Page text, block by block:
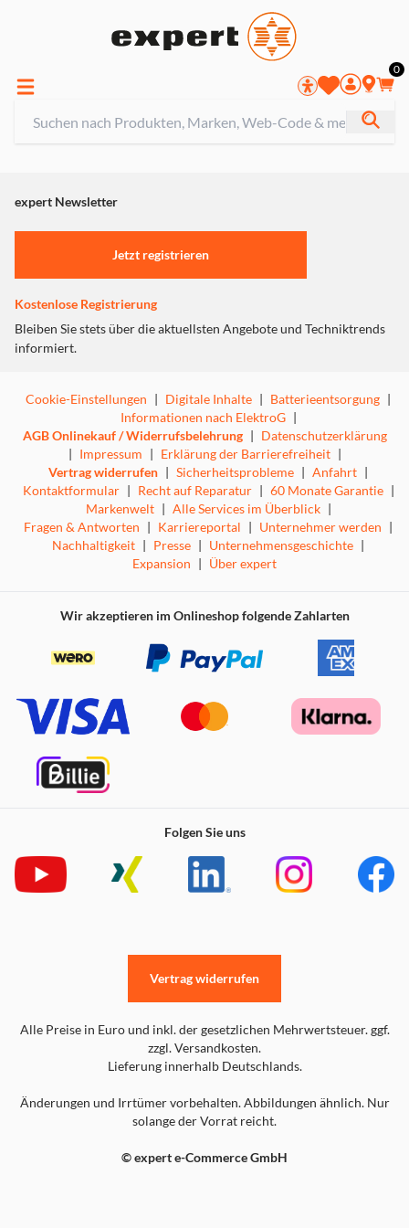
0
expert Newsletter
Jetzt registrieren
Kostenlose Registrierung
Bleiben Sie stets über die aktuellsten Angebote und Techniktrends
informiert.
Cookie-Einstellungen | Digitale Inhalte | Batterieentsorgung |
Informationen nach ElektroG |
AGB Onlinekauf / Widerrufsbelehrung | Datenschutzerklärung
| Impressum | Erklärung der Barrierefreiheit |
Vertrag widerrufen | Sicherheitsprobleme | Anfahrt |
Kontaktformular | Recht auf Reparatur | 60 Monate Garantie |
Markenwelt | Alle Services im Überblick |
Fragen & Antworten | Karriereportal | Unternehmer werden |
Nachhaltigkeit | Presse | Unternehmensgeschichte |
Expansion | Über expert
Wir akzeptieren im Onlineshop folgende Zahlarten
Folgen Sie uns
Alle Preise in Euro und inkl. der gesetzlichen Mehrwertsteuer. ggf.
zzgl. Versandkosten.
Lieferung innerhalb Deutschlands.
Änderungen und Irrtümer vorbehalten. Abbildungen ähnlich. Nur
solange der Vorrat reicht.
© expert e-Commerce GmbH
Vertrag widerrufen